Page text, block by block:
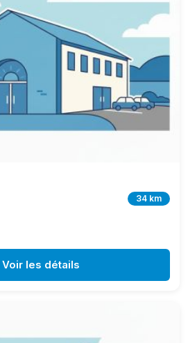
34 km
Voir les détails